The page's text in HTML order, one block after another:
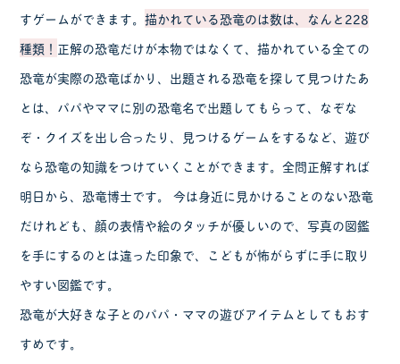
すゲームができます。描かれている恐竜のは数は、なんと228
種類！ 正解の恐竜だけが本物ではなくて、描かれている全ての
恐竜が実際の恐竜ばかり、出題される恐竜を探して見つけたあ
とは、パパやママに別の恐竜名で出題してもらって、なぞな
ぞ・クイズを出し合ったり、見つけるゲームをするなど、遊び
なら恐竜の知識をつけていくことができます。全問正解すれば
明日から、恐竜博士です。 今は身近に見かけることのない恐竜
だけれども、顔の表情や絵のタッチが優しいので、写真の図鑑
を手にするのとは違った印象で、こどもが怖がらずに手に取り
やすい図鑑です。
恐竜が大好きな子とのパパ・ママの遊びアイテムとしてもおす
すめです。